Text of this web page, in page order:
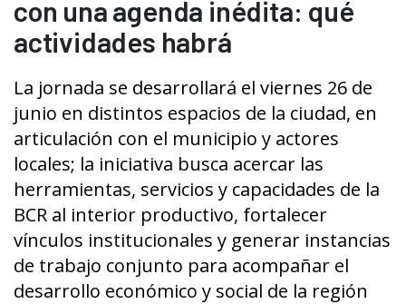
con una agenda inédita: qué
actividades habrá
La jornada se desarrollará el viernes 26 de
junio en distintos espacios de la ciudad, en
articulación con el municipio y actores
locales; la iniciativa busca acercar las
herramientas, servicios y capacidades de la
BCR al interior productivo, fortalecer
vínculos institucionales y generar instancias
de trabajo conjunto para acompañar el
desarrollo económico y social de la región